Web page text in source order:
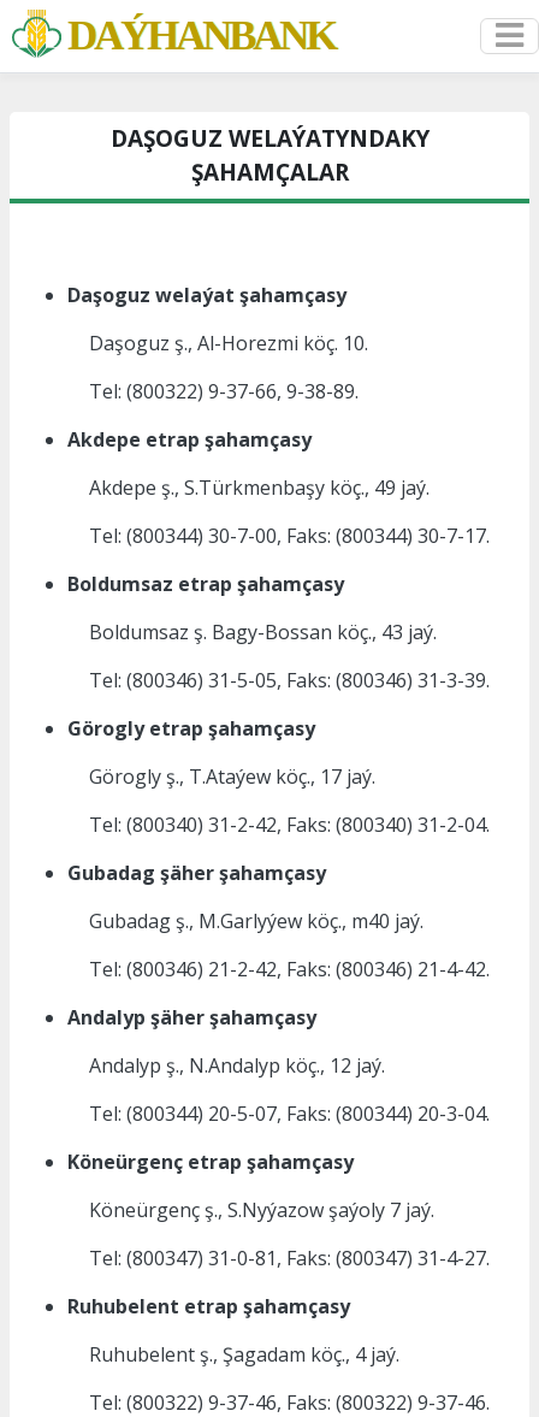
DAÝHANBANK
DAŞOGUZ WELAÝATYNDAKY
ŞAHAMÇALAR
Daşoguz welaýat şahamçasy
Daşoguz ş., Al-Horezmi köç. 10.
Tel: (800322) 9-37-66, 9-38-89.
Akdepe etrap şahamçasy
Akdepe ş., S.Türkmenbaşy köç., 49 jaý.
Tel: (800344) 30-7-00, Faks: (800344) 30-7-17.
Boldumsaz etrap şahamçasy
Boldumsaz ş. Bagy-Bossan köç., 43 jaý.
Tel: (800346) 31-5-05, Faks: (800346) 31-3-39.
Görogly etrap şahamçasy
Görogly ş., T.Ataýew köç., 17 jaý.
Tel: (800340) 31-2-42, Faks: (800340) 31-2-04.
Gubadag şäher şahamçasy
Gubadag ş., M.Garlyýew köç., m40 jaý.
Tel: (800346) 21-2-42, Faks: (800346) 21-4-42.
Andalyp şäher şahamçasy
Andalyp ş., N.Andalyp köç., 12 jaý.
Tel: (800344) 20-5-07, Faks: (800344) 20-3-04.
Köneürgenç etrap şahamçasy
Köneürgenç ş., S.Nyýazow şaýoly 7 jaý.
Tel: (800347) 31-0-81, Faks: (800347) 31-4-27.
Ruhubelent etrap şahamçasy
Ruhubelent ş., Şagadam köç., 4 jaý.
Tel: (800322) 9-37-46, Faks: (800322) 9-37-46.